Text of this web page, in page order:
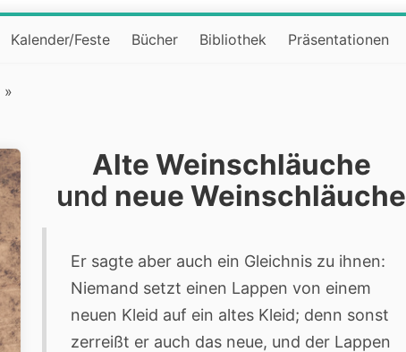
Kalender/Feste Bücher Bibliothek Präsentationen
»
Alte Weinschläuche
und neue Weinschläuche
Er sagte aber auch ein Gleichnis zu ihnen:
Niemand setzt einen Lappen von einem
neuen Kleid auf ein altes Kleid; denn sonst
zerreißt er auch das neue, und der Lappen